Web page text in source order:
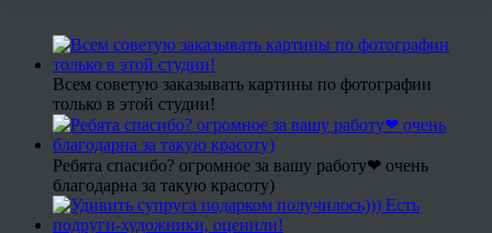
Всем советую заказывать картины по фотографии
только в этой студии!
Ребята спасибо? огромное за вашу работу❤ очень
благодарна за такую красоту)